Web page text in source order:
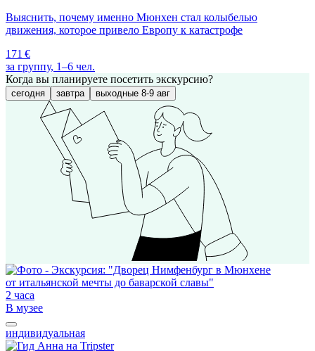
Выяснить, почему именно Мюнхен стал колыбелью
движения, которое привело Европу к катастрофе
171 €
за группу, 1–6 чел.
Когда вы планируете посетить экскурсию?
сегодня завтра выходные 8-9 авг
2 часа
В музее
индивидуальная